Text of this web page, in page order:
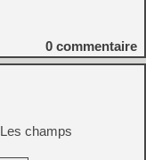
0 commentaire
Les champs